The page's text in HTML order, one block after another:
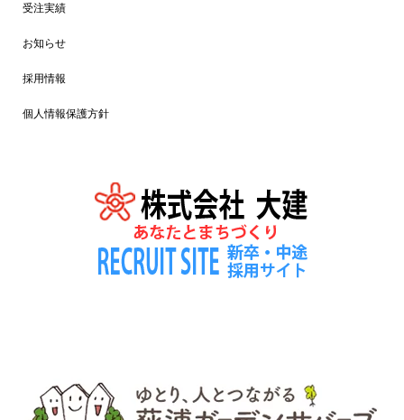
受注実績
お知らせ
採用情報
個人情報保護方針